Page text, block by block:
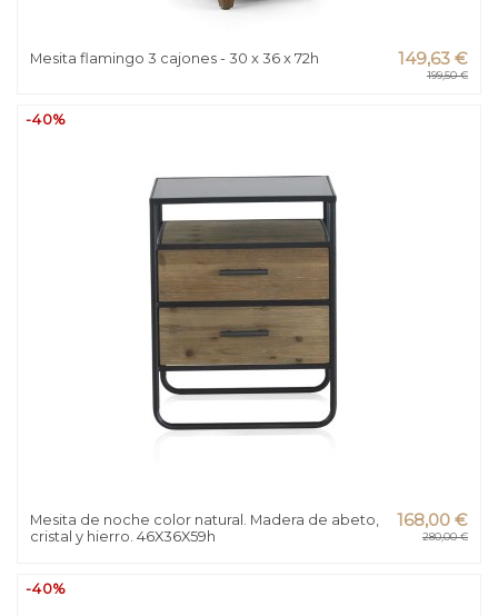
Mesita flamingo 3 cajones - 30 x 36 x 72h 149,63 €
199,50 €
-40%
Mesita de noche color natural. Madera de abeto,
cristal y hierro. 46X36X59h
168,00 €
280,00 €
-40%